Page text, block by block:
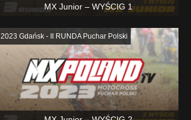
MX Junior – WYŚCIG 1
2023 Gdańsk - II RUNDA Puchar Polski